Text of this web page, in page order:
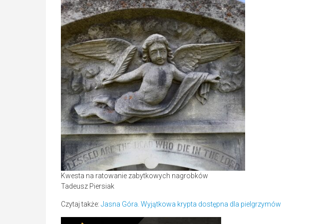
Kwesta na ratowanie zabytkowych nagrobków
Tadeusz Piersiak
Czytaj także: Jasna Góra. Wyjątkowa krypta dostępna dla pielgrzymów